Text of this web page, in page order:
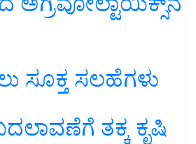
ಸೂಕ್ತ ಸಲಹೆಗಳು
ತಕ್ಕ ಕೃಷಿ